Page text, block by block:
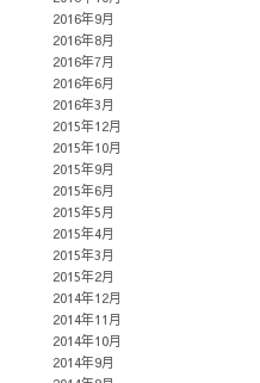
2016年9月
2016年8月
2016年7月
2016年6月
2016年3月
2015年12月
2015年10月
2015年9月
2015年6月
2015年5月
2015年4月
2015年3月
2015年2月
2014年12月
2014年11月
2014年10月
2014年9月